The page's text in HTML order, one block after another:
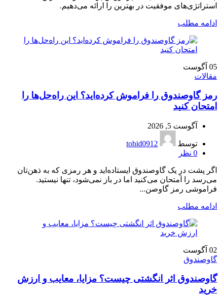
استراتژی‌های موفقیت در بهترین را ارائه می‌دهیم.
ادامه مطلب
05 آگوست
مقالات
رمز گاوصندوق را فراموش کرده‌اید؟ این راه‌حل‌ها را
امتحان کنید
آگوست 5, 2026
توسط
tohid0912
0 نظر
اگر پشت درِ یک گاوصندوق ایستاده‌اید و هر رمزی که به ذهن‌تان
می‌رسد را امتحان می‌کنید اما در باز نمی‌شود، تنها نیستید.
فراموشی رمز گاوصن...
ادامه مطلب
02 آگوست
گاوصندوق
گاوصندوق اثر انگشتی چیست؟ مزایا، معایب و ارزش
خرید